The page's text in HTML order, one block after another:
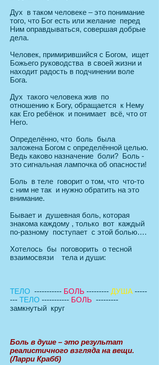
Дух в таком человеке – это понимание
того, что Бог есть или желание перед
Ним оправдываться, совершая добрые
дела.
Человек, примирившийся с Богом, ищет
Божьего руководства в своей жизни и
находит радость в подчинении воле
Бога.
Дух такого человека жив по
отношению к Богу, обращается к Нему
как Его ребёнок и понимает всё, что от
Него.
Определённо, что боль была
заложена Богом с определённой целью.
Ведь каково назначение боли? Боль -
это сигнальная лампочка об опасности!
Боль в теле говорит о том, что что-то
с ним не так и нужно обратить на это
внимание.
Бывает и душевная боль, которая
знакома каждому , только вот каждый
по-разному поступает с этой болью….
Хотелось бы поговорить о тесной
взаимосвязи тела и души:
ТЕЛО ----------- БОЛЬ --------- ДУША -----
--- ТЕЛО ----------- БОЛЬ ---------
замкнутый круг
Боль в душе – это результат
реалистичного взгляда на вещи.
(Ларри Крабб)